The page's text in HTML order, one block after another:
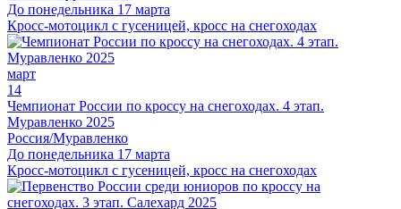
До понедельника 17 марта
Кросс-мотоцикл с гусеницей, кросс на снегоходах
март
14
Чемпионат России по кроссу на снегоходах. 4 этап.
Муравленко 2025
Россия/Муравленко
До понедельника 17 марта
Кросс-мотоцикл с гусеницей, кросс на снегоходах